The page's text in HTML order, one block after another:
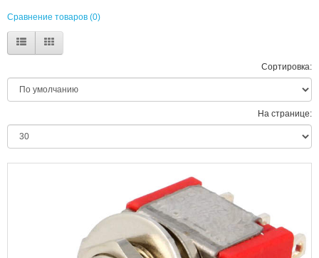
Сравнение товаров (0)
Сортировка:
На странице: